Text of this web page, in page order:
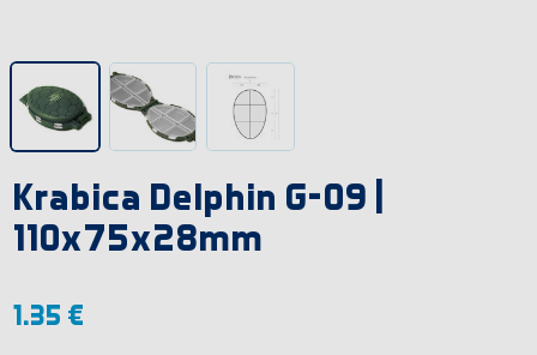
Krabica Delphin G-09 |
110x75x28mm
1.35 €